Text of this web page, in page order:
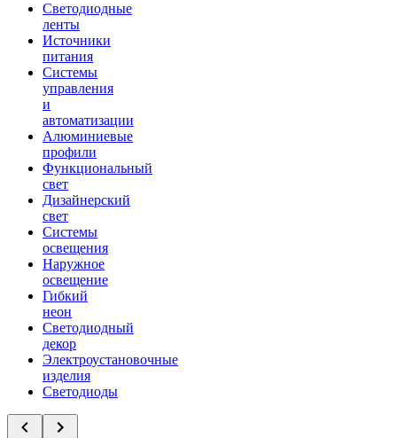
Светодиодные
ленты
Источники
питания
Системы
управления
и
автоматизации
Алюминиевые
профили
Функциональный
свет
Дизайнерский
свет
Системы
освещения
Наружное
освещение
Гибкий
неон
Светодиодный
декор
Электроустановочные
изделия
Светодиоды